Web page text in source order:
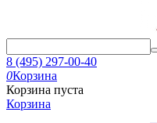
8 (495) 297-00-40
0Корзина
Корзина пуста
Корзина